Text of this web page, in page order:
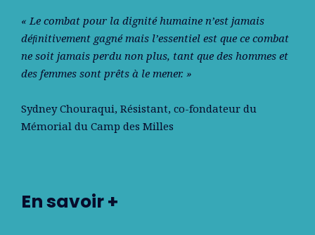
« Le combat pour la dignité humaine n’est jamais
déﬁnitivement gagné mais l’essentiel est que ce combat
ne soit jamais perdu non plus, tant que des hommes et
des femmes sont prêts à le mener. »
Sydney Chouraqui, Résistant, co-fondateur du
Mémorial du Camp des Milles
En savoir +